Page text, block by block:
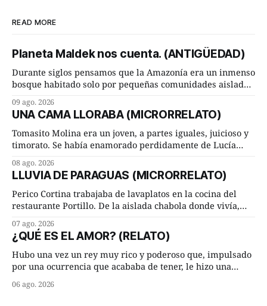
READ MORE
Planeta Maldek nos cuenta. (ANTIGÜEDAD)
Durante siglos pensamos que la Amazonía era un inmenso
bosque habitado solo por pequeñas comunidades aisladas.
incompleta. Un equipo internacional de arqueólogos,
liderado por el investigador finlandés Martti Pärssinen,
de la Universidad de Helsinki, junto con especialistas de
Brasil y
09 ago. 2026
UNA CAMA LLORABA (MICRORRELATO)
Tomasito Molina era un joven, a partes iguales, juicioso y
timorato. Se había enamorado perdidamente de Lucía
ambos les iba de maravilla. Pero mantenían absoluta
discrepancia en un deseo ineluctable por parte de ella.
Lucía Arriate quería que ellos
08 ago. 2026
LLUVIA DE PARAGUAS (MICRORRELATO)
Perico Cortina trabajaba de lavaplatos en la cocina del
restaurante Portillo. De la aislada chabola donde vivía,
cuarto de hora andando a buen paso. Cierta noche,
terminada su jornada laboral caminaba él hacía su mísera
morada cundo comenzó a llover
07 ago. 2026
¿QUÉ ES EL AMOR? (RELATO)
Hubo una vez un rey muy rico y poderoso que, impulsado
por una ocurrencia que acababa de tener, le hizo una
Dime, hombre sabio, ¿qué es el amor según tú? Su
06 ago. 2026